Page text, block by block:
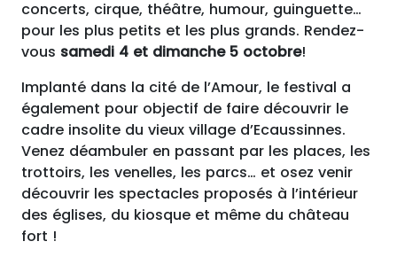
concerts, cirque, théâtre, humour, guinguette…
pour les plus petits et les plus grands. Rendez-
vous samedi 4 et dimanche 5 octobre!
Implanté dans la cité de l’Amour, le festival a
également pour objectif de faire découvrir le
cadre insolite du vieux village d’Ecaussinnes.
Venez déambuler en passant par les places, les
trottoirs, les venelles, les parcs… et osez venir
découvrir les spectacles proposés à l’intérieur
des églises, du kiosque et même du château
fort !